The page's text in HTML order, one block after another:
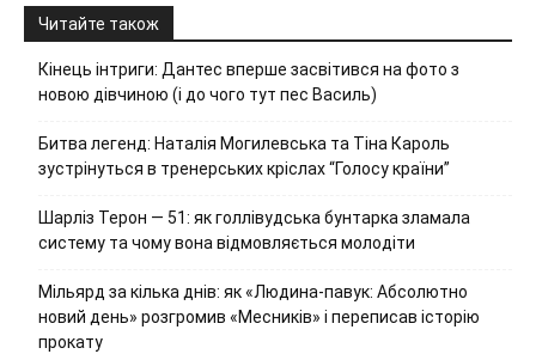
Читайте також
Кінець інтриги: Дантес вперше засвітився на фото з
новою дівчиною (і до чого тут пес Василь)
Битва легенд: Наталія Могилевська та Тіна Кароль
зустрінуться в тренерських кріслах “Голосу країни”
Шарліз Терон — 51: як голлівудська бунтарка зламала
систему та чому вона відмовляється молодіти
Мільярд за кілька днів: як «Людина-павук: Абсолютно
новий день» розгромив «Месників» і переписав історію
прокату